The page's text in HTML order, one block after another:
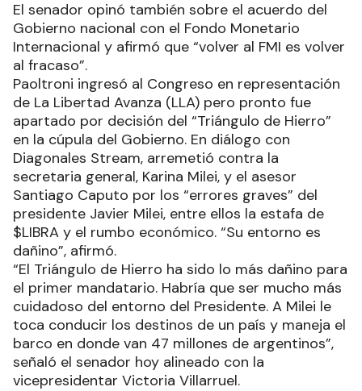
El senador opinó también sobre el acuerdo del
Gobierno nacional con el Fondo Monetario
Internacional y afirmó que “volver al FMI es volver
al fracaso”.
Paoltroni ingresó al Congreso en representación
de La Libertad Avanza (LLA) pero pronto fue
apartado por decisión del “Triángulo de Hierro”
en la cúpula del Gobierno. En diálogo con
Diagonales Stream, arremetió contra la
secretaria general, Karina Milei, y el asesor
Santiago Caputo por los “errores graves” del
presidente Javier Milei, entre ellos la estafa de
$LIBRA y el rumbo económico. “Su entorno es
dañino”, afirmó.
“El Triángulo de Hierro ha sido lo más dañino para
el primer mandatario. Habría que ser mucho más
cuidadoso del entorno del Presidente. A Milei le
toca conducir los destinos de un país y maneja el
barco en donde van 47 millones de argentinos”,
señaló el senador hoy alineado con la
vicepresidentar Victoria Villarruel.